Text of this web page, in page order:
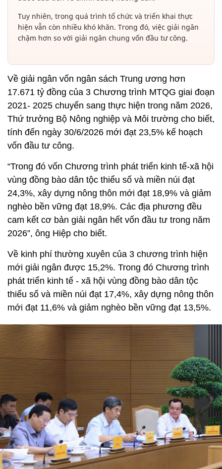
Tuy nhiên, trong quá trình tổ chức và triển khai thực
hiện vẫn còn nhiều khó khăn. Trong đó, việc giải ngân
chậm hơn so với giải ngân chung vốn đầu tư công.
Về giải ngân vốn ngân sách Trung ương hơn
17.671 tỷ đồng của 3 Chương trình MTQG giai đoạn
2021- 2025 chuyển sang thực hiện trong năm 2026,
Thứ trưởng Bộ Nông nghiệp và Môi trường cho biết,
tính đến ngày 30/6/2026 mới đạt 23,5% kế hoạch
vốn đầu tư công.
“Trong đó vốn Chương trình phát triển kinh tế-xã hội
vùng đồng bào dân tộc thiểu số và miền núi đạt
24,3%, xây dựng nông thôn mới đạt 18,9% và giảm
nghèo bền vững đạt 18,9%. Các địa phương đều
cam kết cơ bản giải ngân hết vốn đầu tư trong năm
2026”, ông Hiệp cho biết.
Về kinh phí thường xuyên của 3 chương trình hiện
mới giải ngân được 15,2%. Trong đó Chương trình
phát triển kinh tế - xã hội vùng đồng bào dân tộc
thiểu số và miền núi đạt 17,4%, xây dựng nông thôn
mới đạt 11,6% và giảm nghèo bền vững đạt 13,5%.